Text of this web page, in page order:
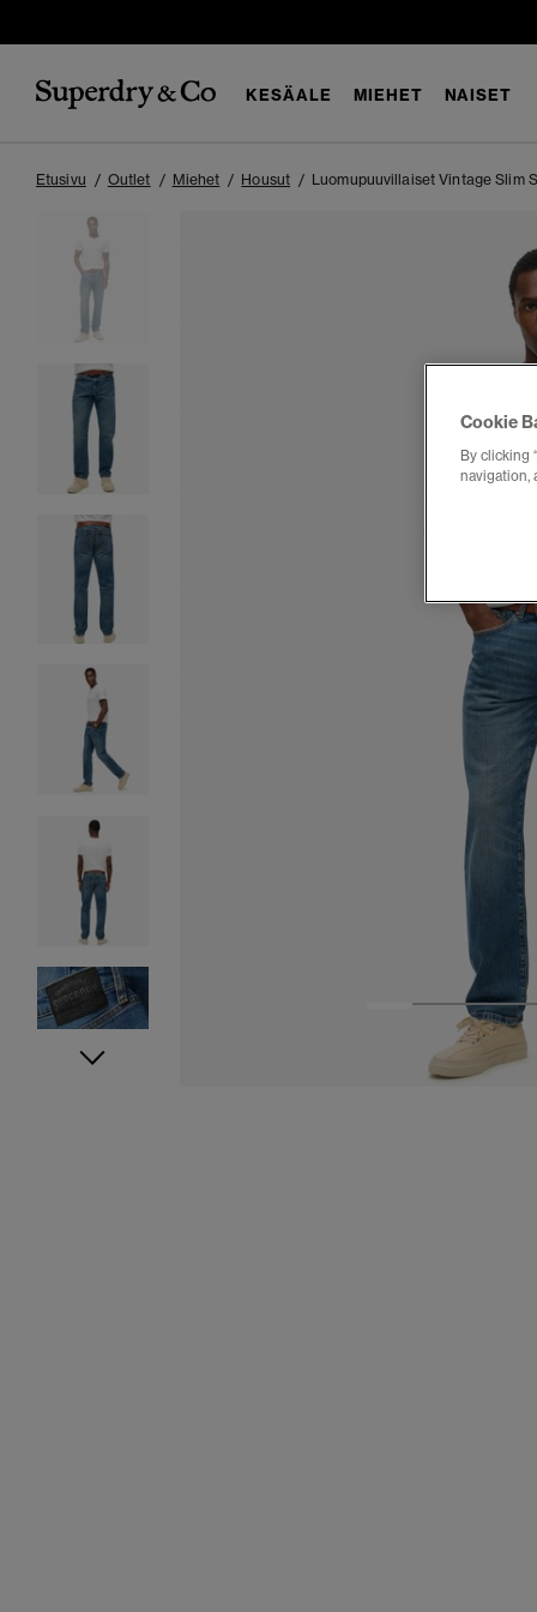
KESÄALE MIEHET NAISET
Etusivu Outlet Miehet Housut Luomupuuvillaiset Vintage Slim
3 4
Cookie
By clicking
navigation,